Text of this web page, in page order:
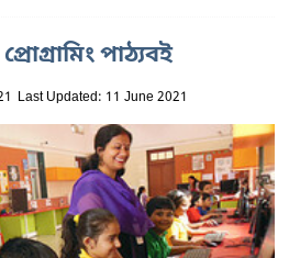
পাঠ্যবই
Last Updated: 11 June 2021